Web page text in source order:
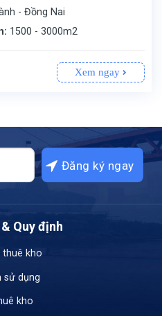
- Đồng Nai
1500 - 3000m2
Xem ngay
Quy định
thuê kho
sử dụng
kho